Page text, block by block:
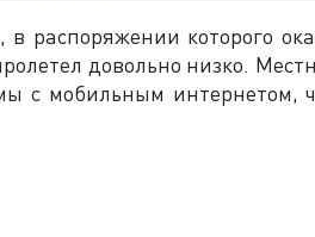
распоряжении которого
довольно низко.
с мобильным интернетом,